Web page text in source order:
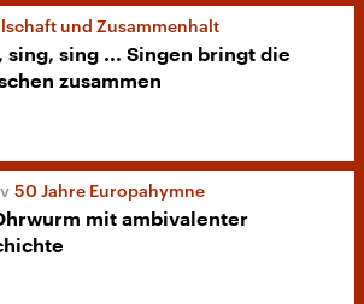
und Zusammenhalt
sing, sing ... Singen bringt die
zusammen
50 Jahre Europahymne
mit ambivalenter